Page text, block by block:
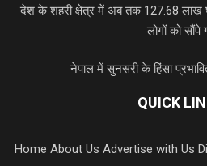
देश के शहरी क्षेत्र में अब तक 127.68 लाख
लोगों को सौंपे
नेपाल में सुनसरी के हिंसा
QUICK
Home About Us Advertise with Us